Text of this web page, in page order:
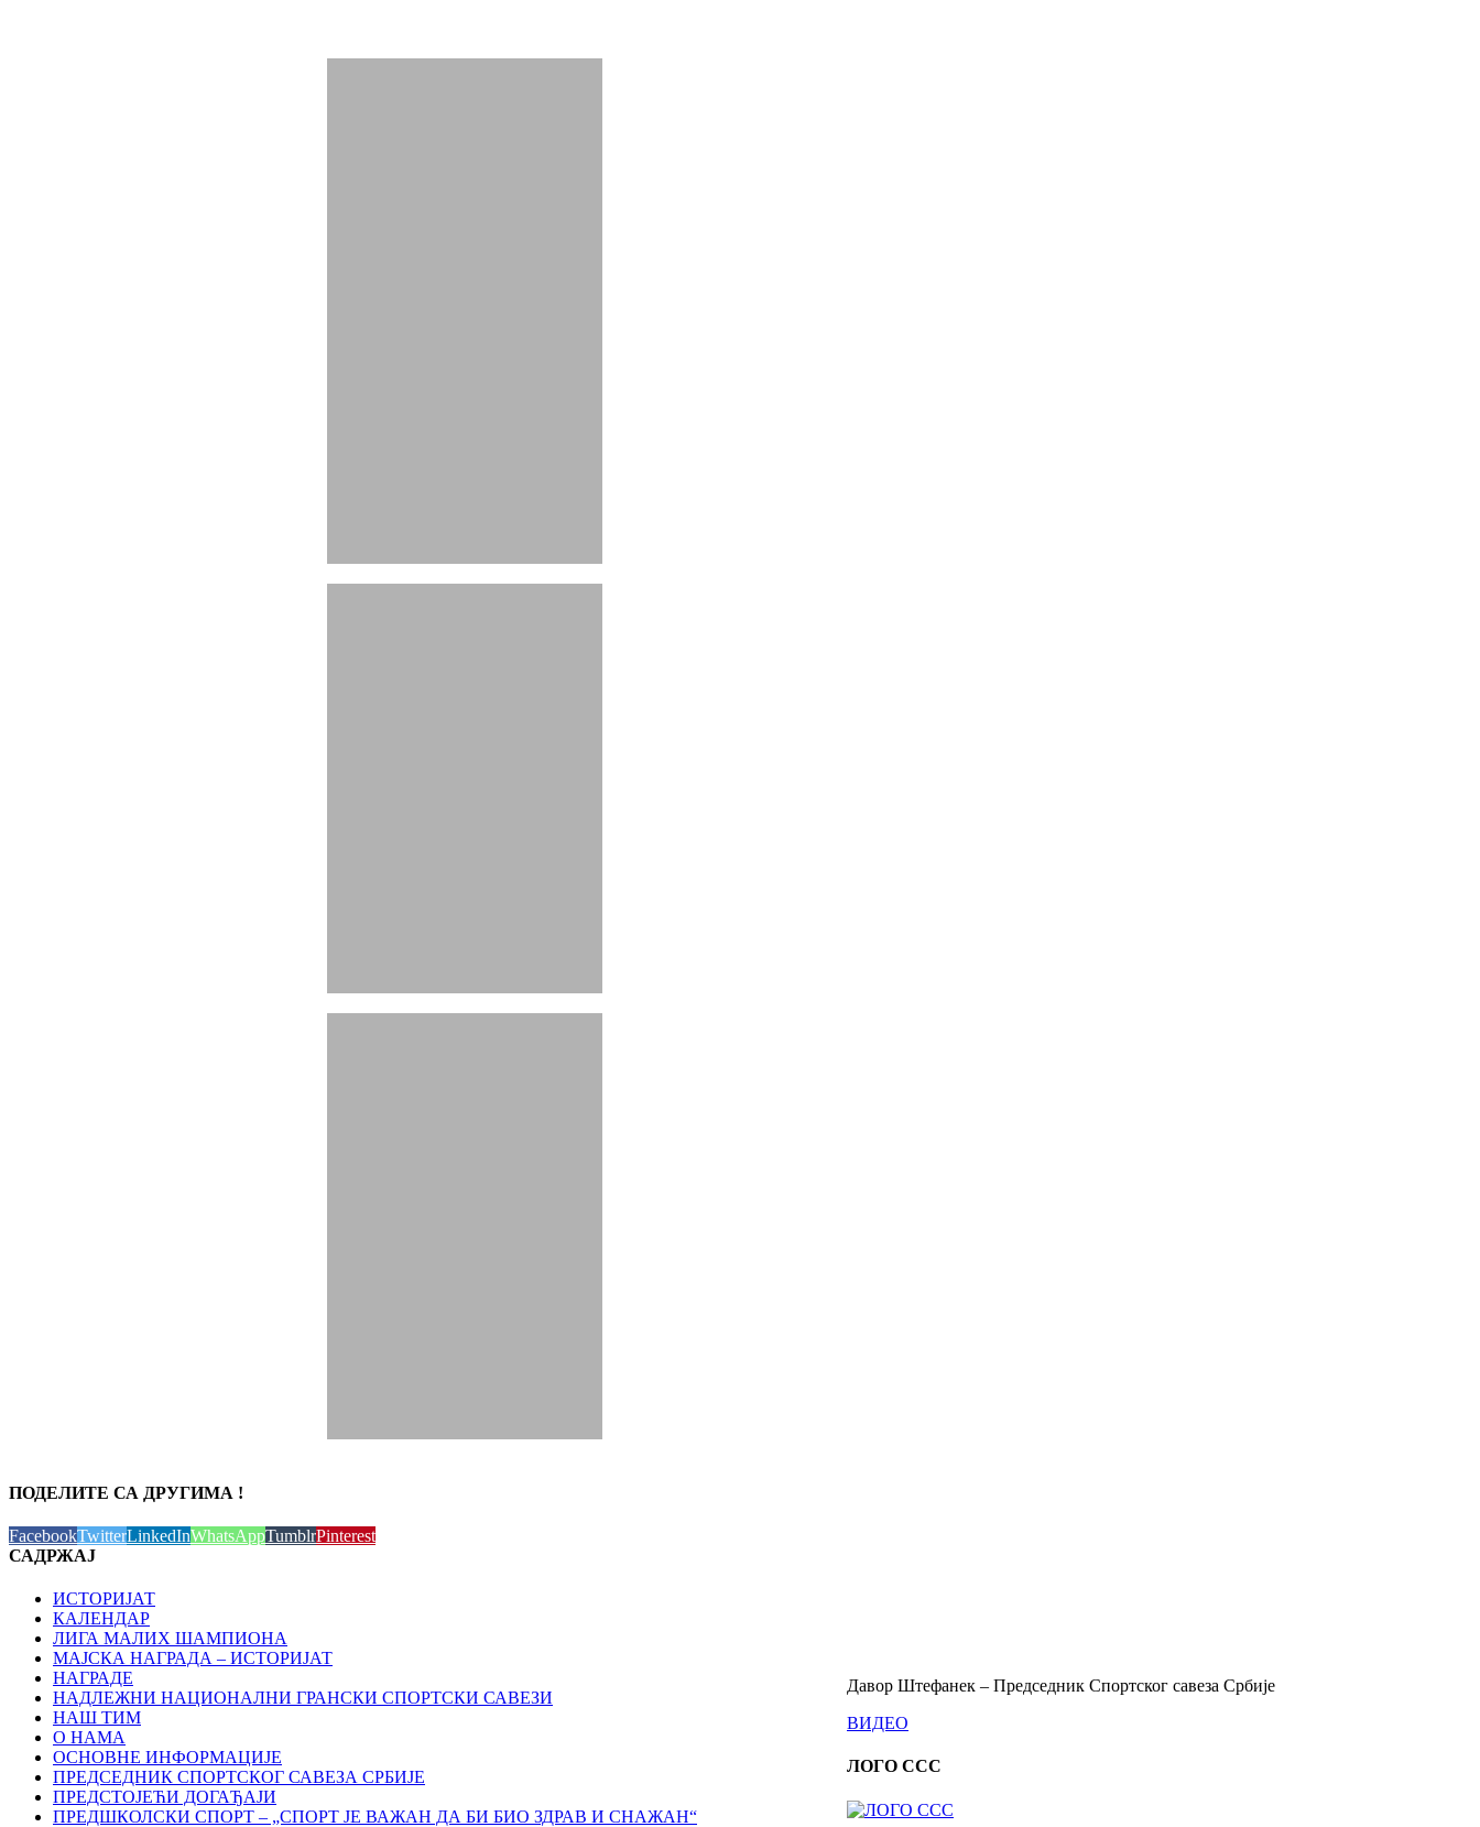
ПОДЕЛИТЕ СА ДРУГИМА !
FacebookTwitterLinkedInWhatsAppTumblrPinterest
Давор Штефанек – Председник Спортског савеза Србије
ВИДЕО
ЛОГО ССС
САДРЖАЈ
ИСТОРИЈАТ
КАЛЕНДАР
ЛИГА МАЛИХ ШАМПИОНА
МАЈСКА НАГРАДА – ИСТОРИЈАТ
НАГРАДЕ
НАДЛЕЖНИ НАЦИОНАЛНИ ГРАНСКИ СПОРТСКИ САВЕЗИ
НАШ ТИМ
О НАМА
ОСНОВНЕ ИНФОРМАЦИЈЕ
ПРЕДСЕДНИК СПОРТСКОГ САВЕЗА СРБИЈЕ
ПРЕДСТОЈЕЋИ ДОГАЂАЈИ
ПРЕДШКОЛСКИ СПОРТ – „СПОРТ ЈЕ ВАЖАН ДА БИ БИО ЗДРАВ И СНАЖАН“